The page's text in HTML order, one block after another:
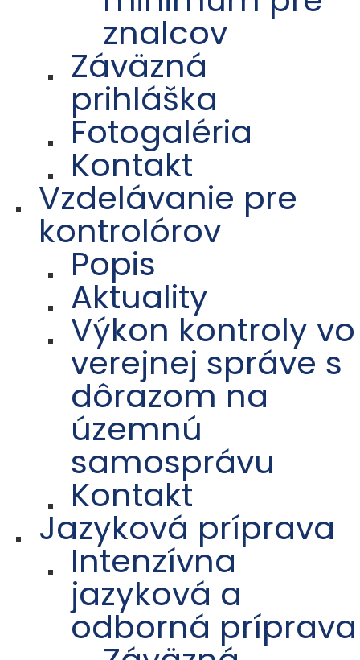
znalcov
Záväzná
prihláška
Fotogaléria
Kontakt
Vzdelávanie pre
kontrolórov
Popis
Aktuality
Výkon kontroly vo
verejnej správe s
dôrazom na
územnú
samosprávu
Kontakt
Jazyková príprava
Intenzívna
jazyková a
odborná príprava